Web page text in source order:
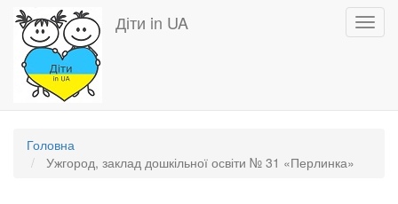
Перейти
основного
вмісту
Діти in UA
Головна
Ужгород, заклад дошкільної освіти № 31 «Перлинка»